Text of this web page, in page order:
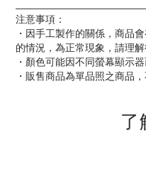
注意事項：
・因手工製作的關係，商品
的情況，為正常現象，請理解
・顏色可能因不同螢幕顯示
・販售商品為單品照之商品
了